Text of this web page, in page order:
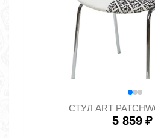
СТУЛ ART
5 859 ₽